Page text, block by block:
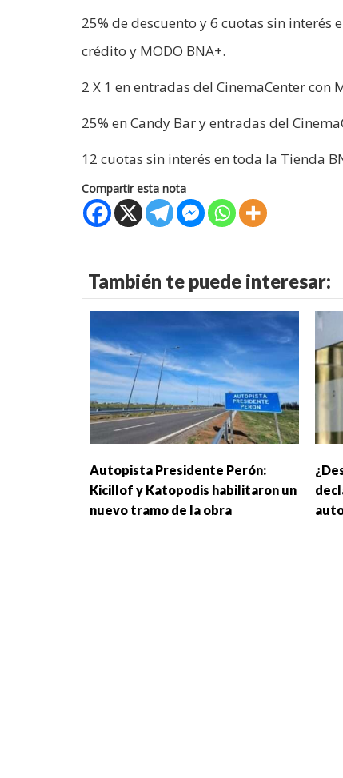
25% de descuento y 6 cuotas sin interés
crédito y MODO BNA+.
2 X 1 en entradas del CinemaCenter con
25% en Candy Bar y entradas del
12 cuotas sin interés en toda la Tienda
Compartir esta nota
También te puede interesar:
Autopista Presidente Perón:
Kicillof y Katopodis habilitaron un
nuevo tramo de la obra